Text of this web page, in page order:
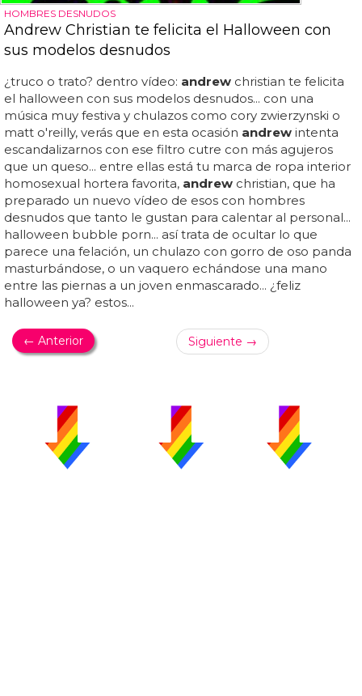
HOMBRES DESNUDOS
Andrew Christian te felicita el Halloween con
sus modelos desnudos
¿truco o trato? dentro vídeo: andrew christian te felicita
el halloween con sus modelos desnudos... con una
música muy festiva y chulazos como cory zwierzynski o
matt o'reilly, verás que en esta ocasión andrew intenta
escandalizarnos con ese filtro cutre con más agujeros
que un queso... entre ellas está tu marca de ropa interior
homosexual hortera favorita, andrew christian, que ha
preparado un nuevo vídeo de esos con hombres
desnudos que tanto le gustan para calentar al personal...
halloween bubble porn... así trata de ocultar lo que
parece una felación, un chulazo con gorro de oso panda
masturbándose, o un vaquero echándose una mano
entre las piernas a un joven enmascarado... ¿feliz
halloween ya? estos...
← Anterior Siguiente →